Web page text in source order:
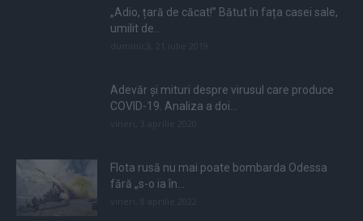
„Adio, țară de căcat!” Bătut în fața casei sale,
umilit de...
Adevăr și mituri despre virusul care produce
COVID-19. Analiza a doi...
Flota rusă nu mai poate bombarda Odessa
fără „s-o ia în...